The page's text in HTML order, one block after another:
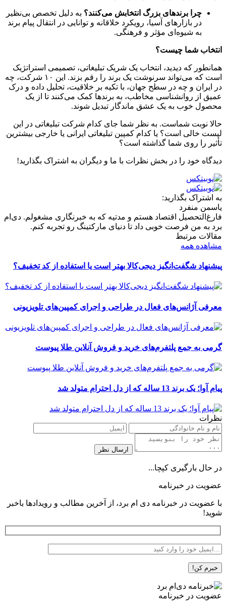
چرا برندهای بزرگ انتخابش می‌کنند؟ به دلیل تخصص بی‌نظیر
در بازارهای آسیا، رویکرد خلاقانه و توانایی در انتقال پیام برند
به شیوه‌ای مؤثر و فرهنگی.
انتخاب شما چیست؟
همانطور که دیدید، انتخاب یک شریک تبلیغاتی، تصمیمی استراتژیک
است که می‌تواند سرنوشت یک برند را رقم بزند. این ۱۰ شرکت، چه
در ایران و چه در سطح جهان، با تکیه بر خلاقیت، تحلیل داده و درک
عمیق از روانشناسی مخاطب، به برندها کمک می‌کنند تا از یک
محصول خوب به یک عشق ماندگار تبدیل شوند.
حالا نوبت شماست. به نظر شما جای کدام شرکت تبلیغاتی در این
لیست خالی است؟ یا کدام کمپین تبلیغاتی ایرانی یا خارجی بیشترین
تأثیر را روی شما گذاشته است؟
دیدگاه خود را در بخش نظرات با ما و دیگران به اشتراک بگذارید!
به اشتراک بگذارید:
یاسمن منفرد
فارغ‌التحصیل اقتصاد هستم و مدتیه که به خبرنگاری مشغولم. دی‌ام
برد به من فرصت خوبی داد تا دنیای مارکتینگ رو تجربه کنم.
مقالات مرتبط
مشاهده همه
پیشنهاد شگفت‌انگیز دیجی‌کالا بهتر است یا استفاده از کد تخفیف؟
معرفی آژانس‌های فعال در طراحی و اجرای کمپین‌های تلویزیونی
گرمی به جمع پلتفرم‌های خرید و فروش آنلاین طلا پیوست
پیام آوا؛ یک برند 13 ساله که از دل احترام متولد شد
نظرات
در حال بارگیری کپچا...
عضویت در خبرنامه
با عضویت در خبرنامه دی ام برد، از آخرین مطالب و رویدادها باخبر
شوید!
عضویت در خبرنامه